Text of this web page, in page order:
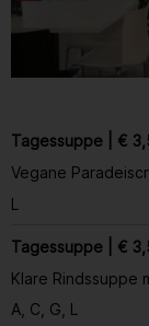
Tagessuppe
€
Vegane
L
Tagessuppe | €
Klare Rindssuppe
A, C, G, L